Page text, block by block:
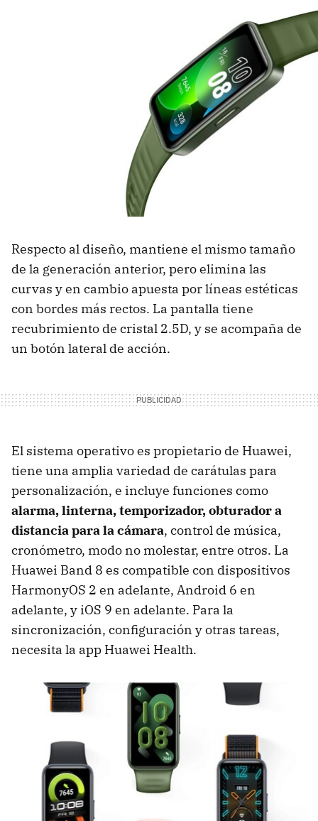
Respecto al diseño, mantiene el mismo tamaño
de la generación anterior, pero elimina las
curvas y en cambio apuesta por líneas estéticas
con bordes más rectos. La pantalla tiene
recubrimiento de cristal 2.5D, y se acompaña de
un botón lateral de acción.
El sistema operativo es propietario de Huawei,
tiene una amplia variedad de carátulas para
personalización, e incluye funciones como
alarma, linterna, temporizador, obturador a
distancia para la cámara, control de música,
cronómetro, modo no molestar, entre otros. La
Huawei Band 8 es compatible con dispositivos
HarmonyOS 2 en adelante, Android 6 en
adelante, y iOS 9 en adelante. Para la
sincronización, configuración y otras tareas,
necesita la app Huawei Health.